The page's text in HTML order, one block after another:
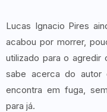
Lucas Ignacio Pires
acabou por morrer,
utilizado para o agredir
sabe acerca do autor
encontra em fuga,
para já.